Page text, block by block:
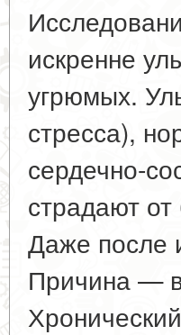
искренне
угрюмых.
стресса),
сердечно-
страдают
Даже после
Причина —